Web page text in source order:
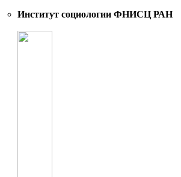
Институт социологии ФНИСЦ РАН